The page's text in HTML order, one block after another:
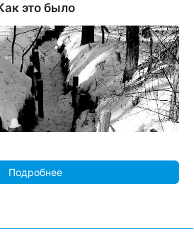
это было
Подробнее